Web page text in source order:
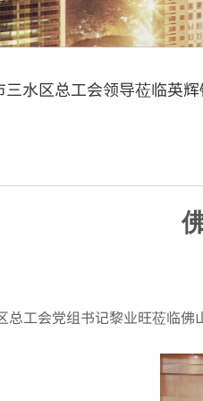
三水区总工会领导莅临英
工会党组书记黎业旺莅临佛